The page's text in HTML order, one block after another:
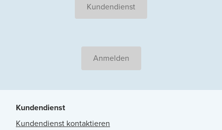
Kundendienst
Anmelden
Kundendienst
Kundendienst kontaktieren